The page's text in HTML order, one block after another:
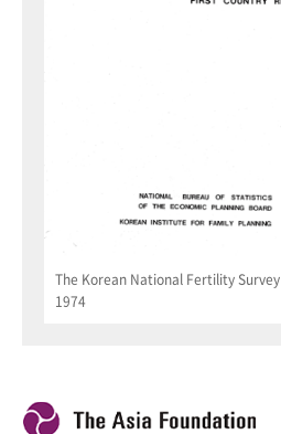
The Korean National Fertility Survey
1974